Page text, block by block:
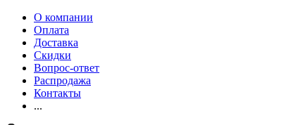
О компании
Оплата
Доставка
Скидки
Вопрос-ответ
Распродажа
Контакты
...